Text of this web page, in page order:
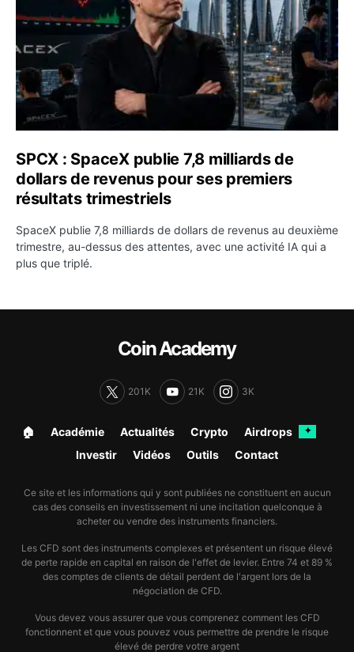
SPCX : SpaceX publie 7,8 milliards de
dollars de revenus pour ses premiers
résultats trimestriels
SpaceX publie 7,8 milliards de dollars de revenus au deuxième
trimestre, au-dessus des attentes, avec une activité IA qui a
plus que triplé.
Coin Academy
201K 21K 3K
🏠︎ Académie Actualités Crypto Airdrops ✦
Investir Vidéos Outils Contact
Ce site et les informations qui y sont publiées ne constituent en aucun
cas des conseils en investissement ni une incitation quelconque à
acheter ou vendre des instruments financiers.
Les CFD sont des instruments complexes et présentent un risque élevé
de perte rapide en capital en raison de l'effet de levier. Entre 74 et 89 %
des comptes de clients de détail perdent de l'argent lors de la
négociation de CFD.
Vous devez vous assurer que vous comprenez comment les CFD
fonctionnent et que vous pouvez vous permettre de prendre le risque
élevé de perdre votre argent